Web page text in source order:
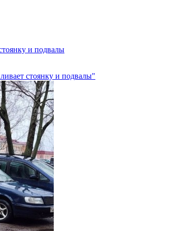
и подвалы
стоянку и подвалы"